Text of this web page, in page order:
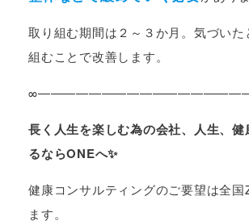
取り組む期間は２～３か月。気づいた
組むことで改善します。
長く人生を楽しむ為の会社、人生、健
るならONEへ✨
健康コンサルティングのご要望は全国
ます。